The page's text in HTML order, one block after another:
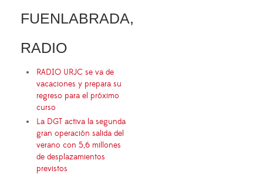
FUENLABRADA,
RADIO
RADIO URJC se va de
vacaciones y prepara su
regreso para el próximo
curso
La DGT activa la segunda
gran operación salida del
verano con 5,6 millones
de desplazamientos
previstos